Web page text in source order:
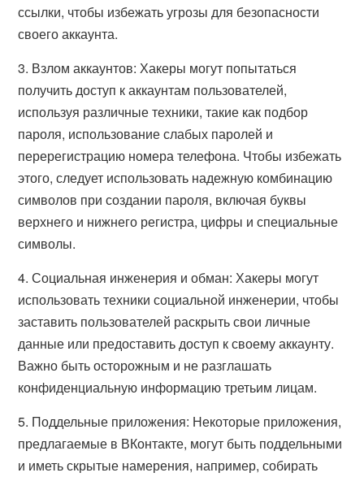
ссылки, чтобы избежать угрозы для безопасности
своего аккаунта.
3. Взлом аккаунтов: Хакеры могут попытаться
получить доступ к аккаунтам пользователей,
используя различные техники, такие как подбор
пароля, использование слабых паролей и
перерегистрацию номера телефона. Чтобы избежать
этого, следует использовать надежную комбинацию
символов при создании пароля, включая буквы
верхнего и нижнего регистра, цифры и специальные
символы.
4. Социальная инженерия и обман: Хакеры могут
использовать техники социальной инженерии, чтобы
заставить пользователей раскрыть свои личные
данные или предоставить доступ к своему аккаунту.
Важно быть осторожным и не разглашать
конфиденциальную информацию третьим лицам.
5. Поддельные приложения: Некоторые приложения,
предлагаемые в ВКонтакте, могут быть поддельными
и иметь скрытые намерения, например, собирать